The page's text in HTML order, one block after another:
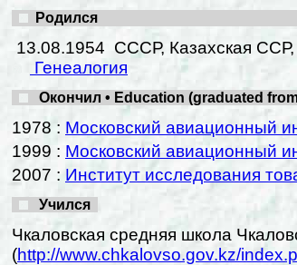
Родился
13.08.1954 СССР, Казахская ССР,
Генеалогия
Окончил • Education (graduated
1978 : Московский авиационный
1999 : Московский авиационный
2007 : Институт исследования
Учился
Чкаловская средняя школа
(http://www.chkalovso.gov.kz/